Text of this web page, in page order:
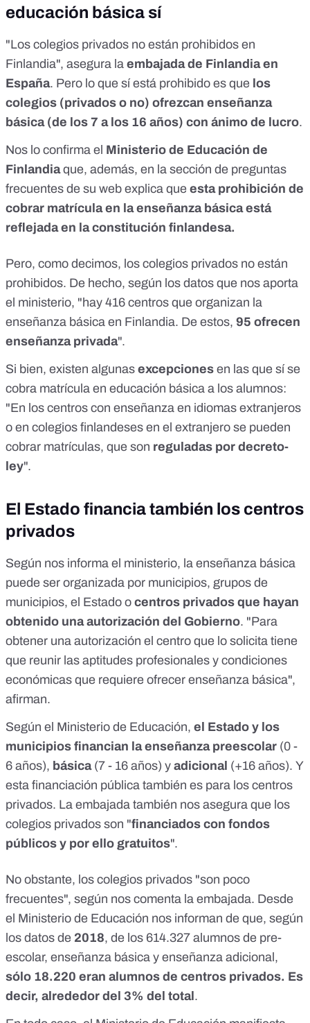
educación básica sí
"Los colegios privados no están prohibidos en
Finlandia", asegura la embajada de Finlandia en
España. Pero lo que sí está prohibido es que los
colegios (privados o no) ofrezcan enseñanza
básica (de los 7 a los 16 años) con ánimo de lucro.
Nos lo confirma el Ministerio de Educación de
Finlandiaque, además, en la sección de preguntas
frecuentes de su web explica que esta prohibición de
cobrar matrícula en la enseñanza básica está
reflejada en la constitución finlandesa.
Pero, como decimos, los colegios privados no están
prohibidos. De hecho, según los datos que nos aporta
el ministerio, "hay 416 centros que organizan la
enseñanza básica en Finlandia. De estos, 95 ofrecen
enseñanza privada".
Si bien, existen algunas excepciones en las que sí se
cobra matrícula en educación básica a los alumnos:
"En los centros con enseñanza en idiomas extranjeros
o en colegios finlandeses en el extranjero se pueden
cobrar matrículas, que son reguladas por decreto-
ley".
El Estado financia también los centros
privados
Según nos informa el ministerio, la enseñanza básica
puede ser organizada por municipios, grupos de
municipios, el Estado o centros privados que hayan
obtenido una autorización del Gobierno. "Para
obtener una autorización el centro que lo solicita tiene
que reunir las aptitudes profesionales y condiciones
económicas que requiere ofrecer enseñanza básica",
afirman.
Según el Ministerio de Educación, el Estado y los
municipios financian la enseñanza preescolar (0 -
6 años), básica(7 - 16 años) y adicional (+16 años). Y
esta financiación pública también es para los centros
privados. La embajada también nos asegura que los
colegios privados son "financiados con fondos
públicos y por ello gratuitos".
No obstante, los colegios privados "son poco
frecuentes", según nos comenta la embajada. Desde
el Ministerio de Educación nos informan de que, según
los datos de 2018, de los 614.327 alumnos de pre-
escolar, enseñanza básica y enseñanza adicional,
sólo 18.220 eran alumnos de centros privados. Es
decir, alrededor del 3% del total.